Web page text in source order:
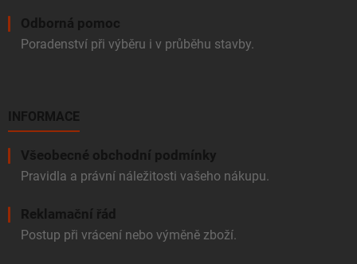
Odborná pomoc
Poradenství při výběru i v průběhu stavby.
INFORMACE
Všeobecné obchodní podmínky
Pravidla a právní náležitosti vašeho nákupu.
Reklamační řád
Postup při vrácení nebo výměně zboží.